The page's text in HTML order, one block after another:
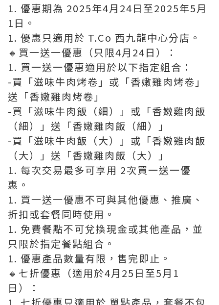
1. 優惠期為 2025年4月24日至2025年5月
1日。
1. 優惠只適用於 T.Co 西九龍中心分店。
🔸買一送一優惠（只限4月24日）：
1. 買一送一優惠適用於以下指定組合：
-買「滋味牛肉烤卷」或「香嫩雞肉烤卷」
送「香嫩雞肉烤卷」
-買「滋味牛肉飯（細）」或「香嫩雞肉飯
（細）」送「香嫩雞肉飯（細）」
-買「滋味牛肉飯（大）」或「香嫩雞肉飯
（大）」送「香嫩雞肉飯（大）」
1. 每次交易最多可享用 2次買一送一優
惠。
1. 買一送一優惠不可與其他優惠、推廣、
折扣或套餐同時使用。
1. 免費餐點不可兌換現金或其他產品，並
只限於指定餐點組合。
1. 優惠產品數量有限，售完即止。
🔸七折優惠（適用於4月25日至5月1
日）：
1. 七折優惠只適用於 單點產品，套餐不包